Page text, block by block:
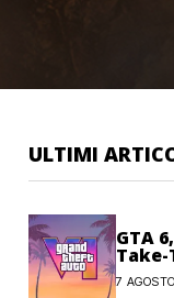
ULTIMI
GTA
7